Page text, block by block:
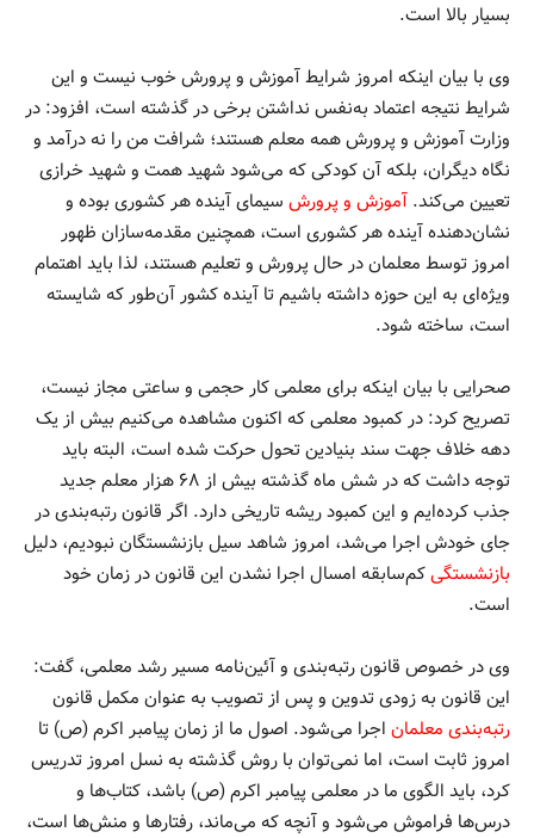
بسیار بالا است.
وی با بیان اینکه امروز شرایط آموزش و پرورش خوب نیست و این
شرایط نتیجه اعتماد به‌نفس نداشتن برخی در گذشته است، افزود: در
وزارت آموزش و پرورش همه معلم هستند؛ شرافت من را نه درآمد و
نگاه دیگران، بلکه آن کودکی که می‌شود شهید همت و شهید خرازی
تعیین می‌کند. آموزش و پرورش سیمای آینده هر کشوری بوده و
نشان‌دهنده آینده هر کشوری است، همچنین مقدمه‌سازان ظهور
امروز توسط معلمان در حال پرورش و تعلیم هستند، لذا باید اهتمام
ویژه‌ای به این حوزه داشته باشیم تا آینده کشور آن‌طور که شایسته
است، ساخته شود.
صحرایی با بیان اینکه برای معلمی کار حجمی و ساعتی مجاز نیست،
تصریح کرد: در کمبود معلمی که اکنون مشاهده می‌کنیم بیش از یک
دهه خلاف جهت سند بنیادین تحول حرکت شده است، البته باید
توجه داشت که در شش ماه گذشته بیش از ۶۸ هزار معلم جدید
جذب کرده‌ایم و این کمبود ریشه تاریخی دارد. اگر قانون رتبه‌بندی در
جای خودش اجرا می‌شد، امروز شاهد سیل بازنشستگان نبودیم، دلیل
بازنشستگیکم‌سابقه امسال اجرا نشدن این قانون در زمان خود
است.
وی در خصوص قانون رتبه‌بندی و آئین‌نامه مسیر رشد معلمی، گفت:
این قانون به زودی تدوین و پس از تصویب به عنوان مکمل قانون
رتبه‌بندی معلمان اجرا می‌شود. اصول ما از زمان پیامبر اکرم (ص) تا
امروز ثابت است، اما نمی‌توان با روش گذشته به نسل امروز تدریس
کرد، باید الگوی ما در معلمی پیامبر اکرم (ص) باشد، کتاب‌ها و
درس‌ها فراموش می‌شود و آنچه که می‌ماند، رفتارها و منش‌ها است،